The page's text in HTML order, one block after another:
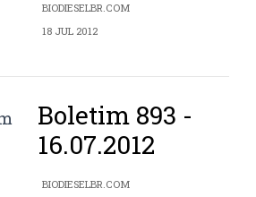
BIODIESELBR.COM
18 JUL 2012
Boletim 893 -
16.07.2012
BIODIESELBR.COM